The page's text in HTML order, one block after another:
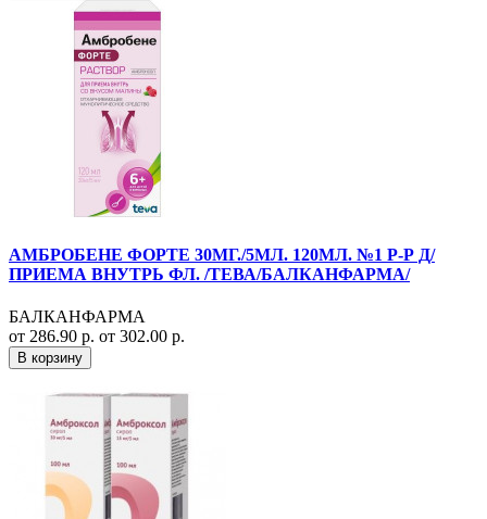
АМБРОБЕНЕ ФОРТЕ 30МГ./5МЛ. 120МЛ. №1 Р-Р Д/
ПРИЕМА ВНУТРЬ ФЛ. /ТЕВА/БАЛКАНФАРМА/
БАЛКАНФАРМА
от 286.90 р. от 302.00 р.
В корзину